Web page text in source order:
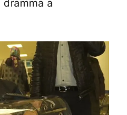
dramma a